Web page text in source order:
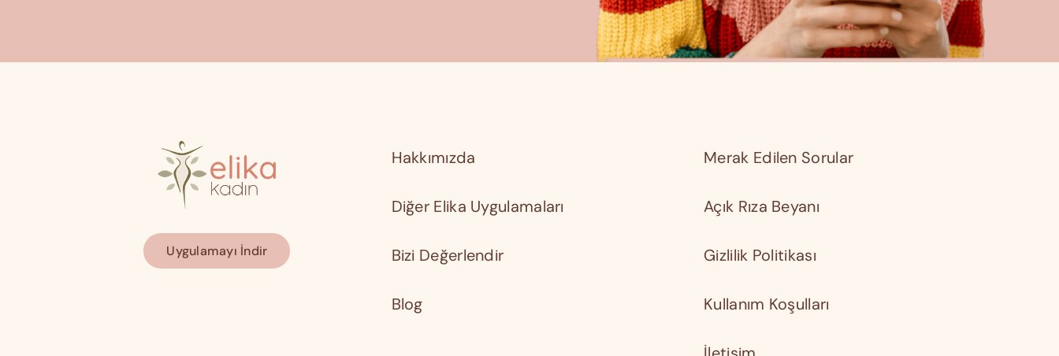
Uygulamayı İndir
Hakkımızda
Diğer Elika Uygulamaları
Bizi Değerlendir
Blog
Merak Edilen Sorular
Açık Rıza Beyanı
Gizlilik Politikası
Kullanım Koşulları